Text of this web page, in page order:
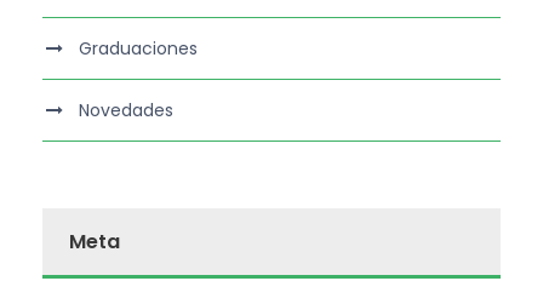
Graduaciones
Novedades
Meta